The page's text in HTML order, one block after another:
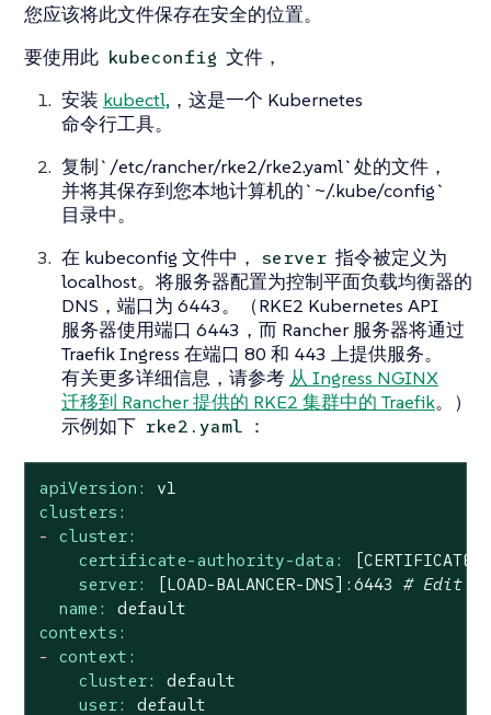
您应该将此文件保存在安全的位置。
要使用此 kubeconfig 文件，
安装 kubectl, ，这是一个 Kubernetes
命令行工具。
复制`/etc/rancher/rke2/rke2.yaml`处的文件，
并将其保存到您本地计算机的`~/.kube/config`
目录中。
在 kubeconfig 文件中， server 指令被定义为
localhost。将服务器配置为控制平面负载均衡器的
DNS，端口为 6443。（RKE2 Kubernetes API
服务器使用端口 6443，而 Rancher 服务器将通过
Traefik Ingress 在端口 80 和 443 上提供服务。
有关更多详细信息，请参考从 Ingress NGINX
迁移到 Rancher 提供的 RKE2 集群中的 Traefik。）
示例如下 rke2.yaml ：
apiVersion:
v1
clusters:
-
cluster:
certificate-authority-data:
[CERTIFICATE-
server:
[LOAD-BALANCER-DNS]:6443 # Edit
name:
default
contexts:
-
context:
cluster:
default
user:
default